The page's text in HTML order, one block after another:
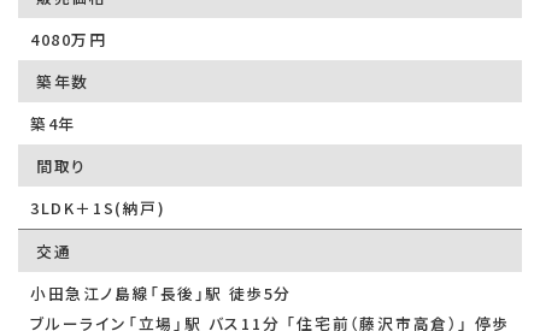
4080万円
築年数
築4年
間取り
3LDK＋1S(納戸)
交通
小田急江ノ島線「長後」駅 徒歩5分
ブルーライン「立場」駅 バス11分 「住宅前（藤沢市高倉）」 停歩